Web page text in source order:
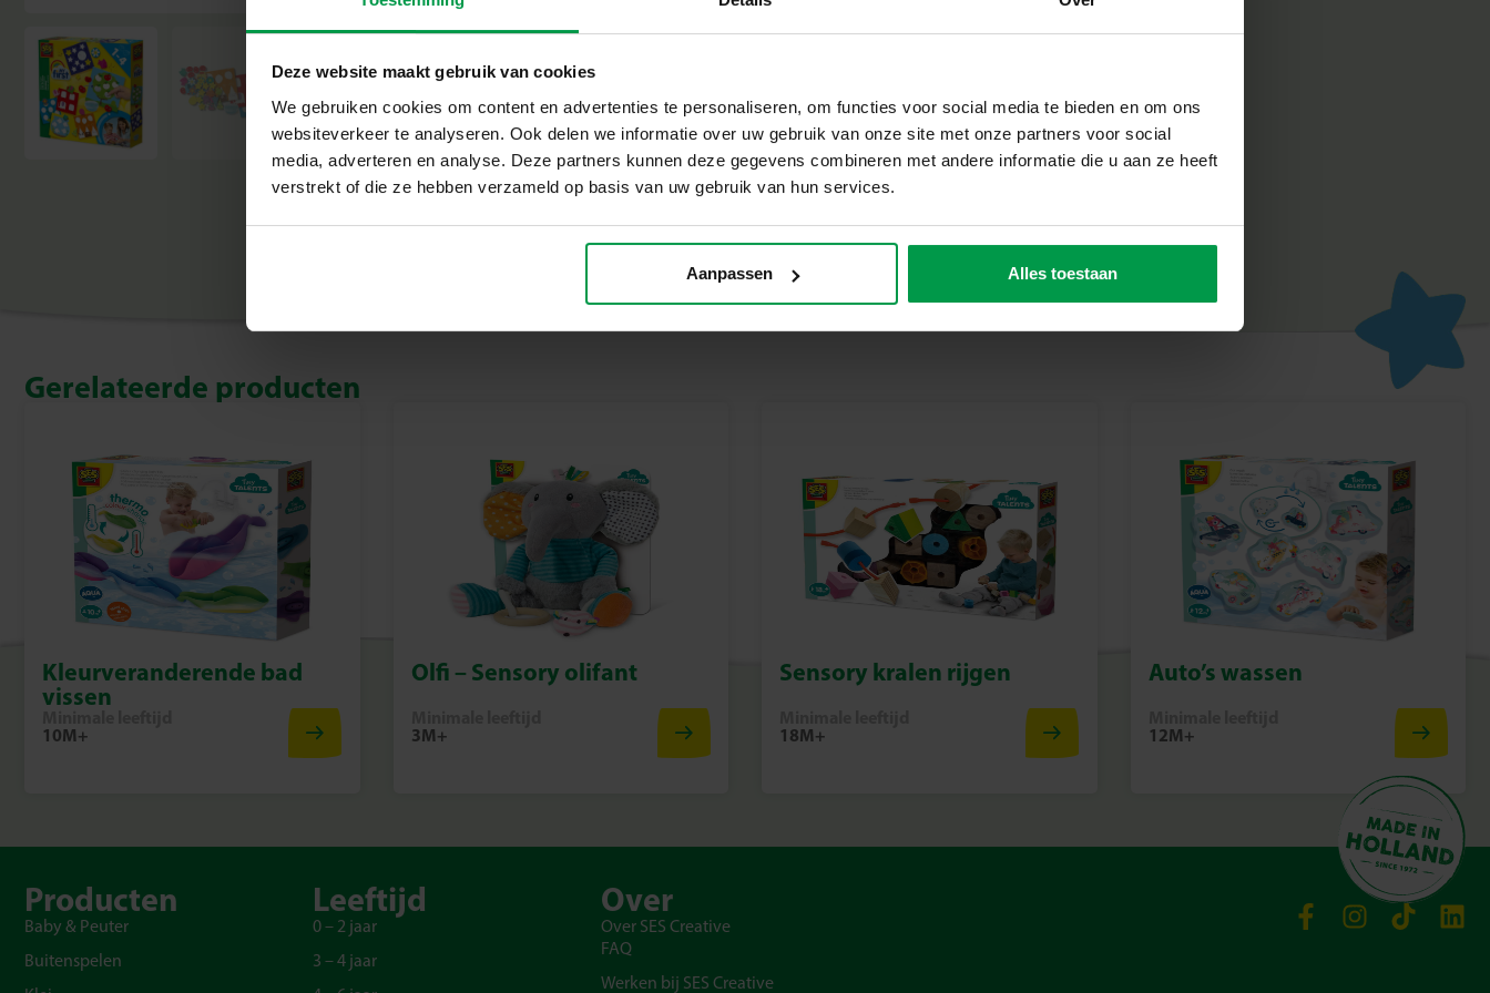
Deze website maakt gebruik van cookies
We gebruiken cookies om content en advertenties te personaliseren, om functies voor social media te bieden en om ons
websiteverkeer te analyseren. Ook delen we informatie over uw gebruik van onze site met onze partners voor social
media, adverteren en analyse. Deze partners kunnen deze gegevens combineren met andere informatie die u aan ze heeft
verstrekt of die ze hebben verzameld op basis van uw gebruik van hun services.
Aanpassen Alles toestaan
geproduceerd en getest in de fabriek in Nederland, volgens de strengste Europese
veiligheidsnormen. Speelgoed van SES Creative zorgt voor plezier en is erop gericht dat
Ontdek hoe leuk en leerzaam het kan zijn om vormen te plakken en creëer samen met je kind
prachtige kunstwerken. Perfect voor urenlang speel- en leerplezier!
Gerelateerde producten
Kleurveranderende bad
vissen
10M+
Olfi – Sensory olifant
3M+
Sensory kralen rijgen
18M+
Auto’s wassen
12M+
Producten
Baby & Peuter
Buitenspelen
Leeftijd
0 – 2 jaar
3 – 4 jaar
Over
Over SES Creative
FAQ
Werken bij SES Creative